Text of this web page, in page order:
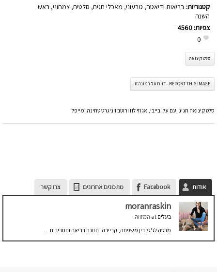
קטגוריות: בריאות ודיאטה, טבעוני, מאכלי חגים, סלטים, צמחוני, ראש
השנה
צפיות: 4560
0
סלט קינואה
REPORT THIS IMAGE - דווח על תמונה זו
סלט קינואה חגיגי עם עלי בייבי, אגוזי לוז ורוטב ויניגרט טחינה ומייפל
אודות Facebook מתכונים אחרונים צרו קשר
moranraskin
בעלים
המזווה
מנסה לג'גל בין משפחה, קריירה, תזונה בריאה ותחביבים...